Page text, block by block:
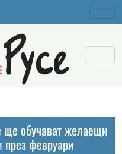
обучават желаещи
през февруари